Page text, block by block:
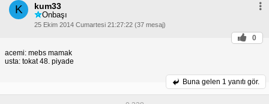
K kum33
Onbaşı
25 Ekim 2014 Cumartesi 21:27:22 (37 mesaj)
0
acemi: mebs mamak
usta: tokat 48. piyade
Buna gelen 1 yanıtı gör.